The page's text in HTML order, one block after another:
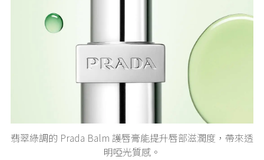
翡翠綠調的 Prada Balm 護唇膏能提升唇部滋潤度，帶來透
明啞光質感。